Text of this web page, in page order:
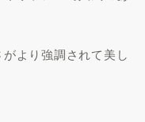
より強調されて美し